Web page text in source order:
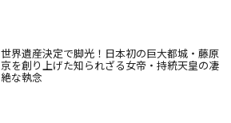
世界遺産決定で脚光！日本初の巨大都城・藤原
京を創り上げた知られざる女帝・持統天皇の凄
絶な執念